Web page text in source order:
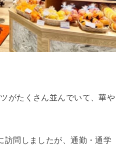
がたくさん並んでいて、華や
訪問しましたが、通勤・通学